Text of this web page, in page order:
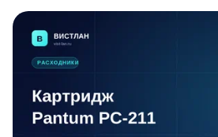
Более 100 000 позиций в